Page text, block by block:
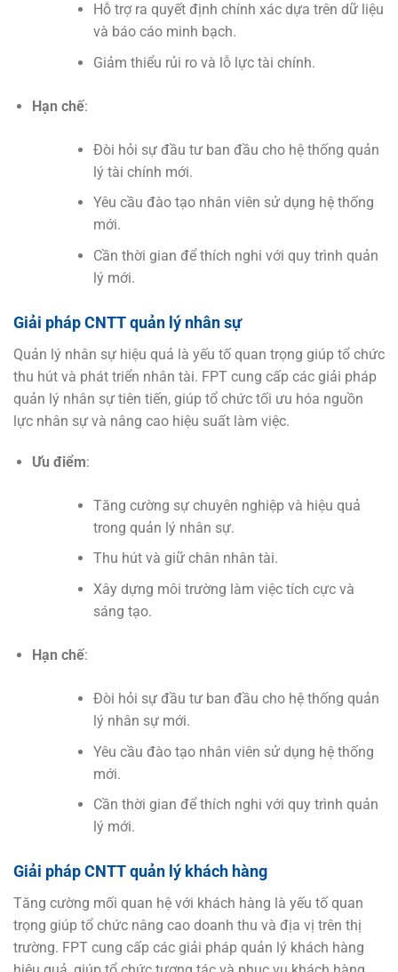
Hỗ trợ ra quyết định chính xác dựa trên dữ liệu
và báo cáo minh bạch.
Giảm thiểu rủi ro và lỗ lực tài chính.
Hạn chế:
Đòi hỏi sự đầu tư ban đầu cho hệ thống quản
lý tài chính mới.
Yêu cầu đào tạo nhân viên sử dụng hệ thống
mới.
Cần thời gian để thích nghi với quy trình quản
lý mới.
Giải pháp CNTT quản lý nhân sự
Quản lý nhân sự hiệu quả là yếu tố quan trọng giúp tổ chức
thu hút và phát triển nhân tài. FPT cung cấp các giải pháp
quản lý nhân sự tiên tiến, giúp tổ chức tối ưu hóa nguồn
lực nhân sự và nâng cao hiệu suất làm việc.
Ưu điểm:
Tăng cường sự chuyên nghiệp và hiệu quả
trong quản lý nhân sự.
Thu hút và giữ chân nhân tài.
Xây dựng môi trường làm việc tích cực và
sáng tạo.
Hạn chế:
Đòi hỏi sự đầu tư ban đầu cho hệ thống quản
lý nhân sự mới.
Yêu cầu đào tạo nhân viên sử dụng hệ thống
mới.
Cần thời gian để thích nghi với quy trình quản
lý mới.
Giải pháp CNTT quản lý khách hàng
Tăng cường mối quan hệ với khách hàng là yếu tố quan
trọng giúp tổ chức nâng cao doanh thu và địa vị trên thị
trường. FPT cung cấp các giải pháp quản lý khách hàng